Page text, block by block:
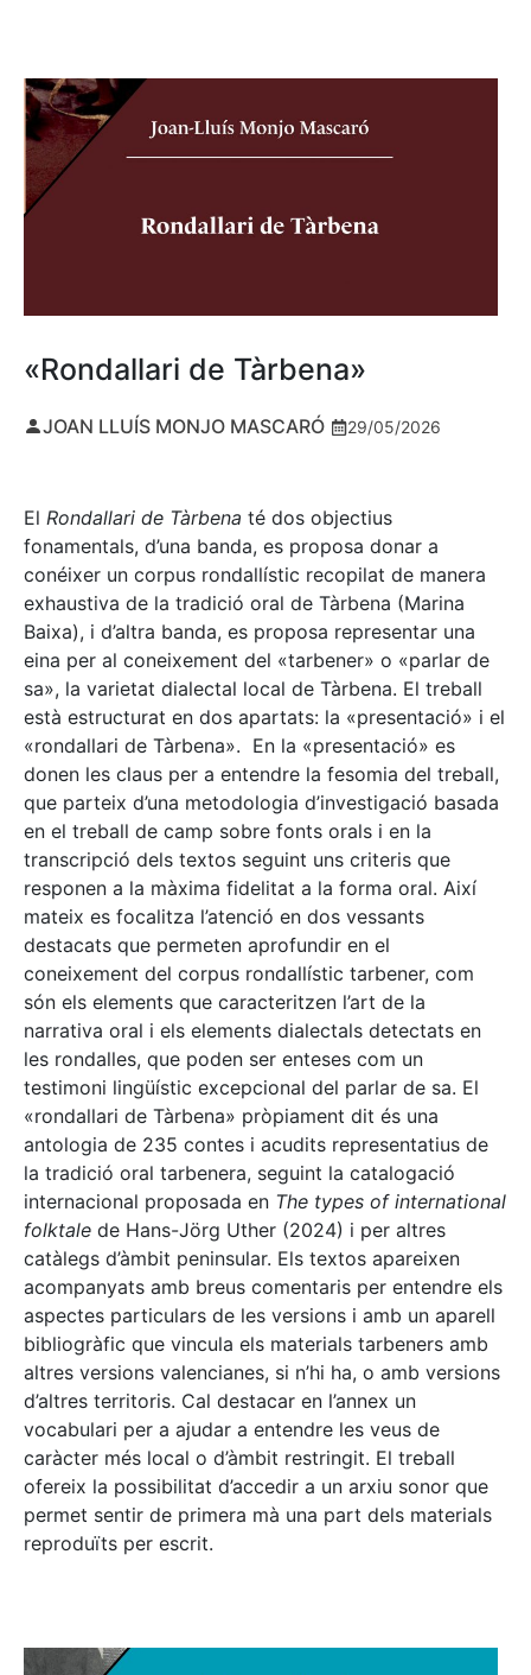
«Rondallari de Tàrbena»
JOAN LLUÍS MONJO MASCARÓ 29/05/2026
El Rondallari de Tàrbena té dos objectius
fonamentals, d’una banda, es proposa donar a
conéixer un corpus rondallístic recopilat de manera
exhaustiva de la tradició oral de Tàrbena (Marina
Baixa), i d’altra banda, es proposa representar una
eina per al coneixement del «tarbener» o «parlar de
sa», la varietat dialectal local de Tàrbena. El treball
està estructurat en dos apartats: la «presentació» i el
«rondallari de Tàrbena». En la «presentació» es
donen les claus per a entendre la fesomia del treball,
que parteix d’una metodologia d’investigació basada
en el treball de camp sobre fonts orals i en la
transcripció dels textos seguint uns criteris que
responen a la màxima fidelitat a la forma oral. Així
mateix es focalitza l’atenció en dos vessants
destacats que permeten aprofundir en el
coneixement del corpus rondallístic tarbener, com
són els elements que caracteritzen l’art de la
narrativa oral i els elements dialectals detectats en
les rondalles, que poden ser enteses com un
testimoni lingüístic excepcional del parlar de sa. El
«rondallari de Tàrbena» pròpiament dit és una
antologia de 235 contes i acudits representatius de
la tradició oral tarbenera, seguint la catalogació
internacional proposada en The types of international
folktale de Hans-Jörg Uther (2024) i per altres
catàlegs d’àmbit peninsular. Els textos apareixen
acompanyats amb breus comentaris per entendre els
aspectes particulars de les versions i amb un aparell
bibliogràfic que vincula els materials tarbeners amb
altres versions valencianes, si n’hi ha, o amb versions
d’altres territoris. Cal destacar en l’annex un
vocabulari per a ajudar a entendre les veus de
caràcter més local o d’àmbit restringit. El treball
ofereix la possibilitat d’accedir a un arxiu sonor que
permet sentir de primera mà una part dels materials
reproduïts per escrit.